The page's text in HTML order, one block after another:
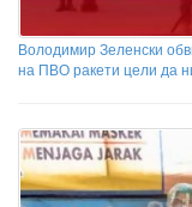
Володимир Зеленски
на ПВО ракети цели да